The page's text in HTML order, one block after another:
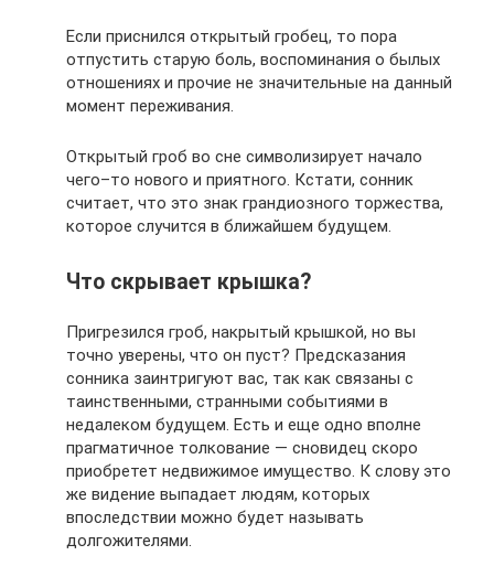
Если приснился открытый гробец, то пора
отпустить старую боль, воспоминания о былых
отношениях и прочие не значительные на данный
момент переживания.
Открытый гроб во сне символизирует начало
чего–то нового и приятного. Кстати, сонник
считает, что это знак грандиозного торжества,
которое случится в ближайшем будущем.
Что скрывает крышка?
Пригрезился гроб, накрытый крышкой, но вы
точно уверены, что он пуст? Предсказания
сонника заинтригуют вас, так как связаны с
таинственными, странными событиями в
недалеком будущем. Есть и еще одно вполне
прагматичное толкование — сновидец скоро
приобретет недвижимое имущество. К слову это
же видение выпадает людям, которых
впоследствии можно будет называть
долгожителями.